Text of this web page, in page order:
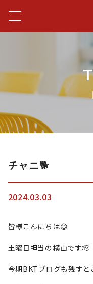
チャニ🐕
2024.03.03
皆様こんにちは😃
土曜日担当の横山です🫡
今期BKTブログも残す